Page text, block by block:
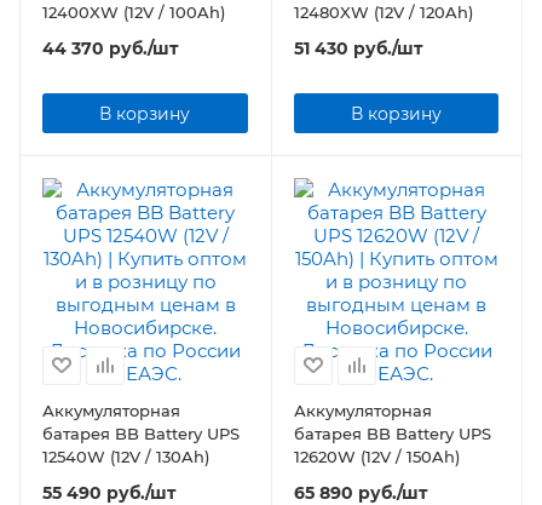
12400XW (12V / 100Ah)
44 370 руб./шт
В корзину
12480XW (12V / 120Ah)
51 430 руб./шт
В корзину
Аккумуляторная
батарея BB Battery UPS
12540W (12V / 130Ah)
55 490 руб./шт
Аккумуляторная
батарея BB Battery UPS
12620W (12V / 150Ah)
65 890 руб./шт